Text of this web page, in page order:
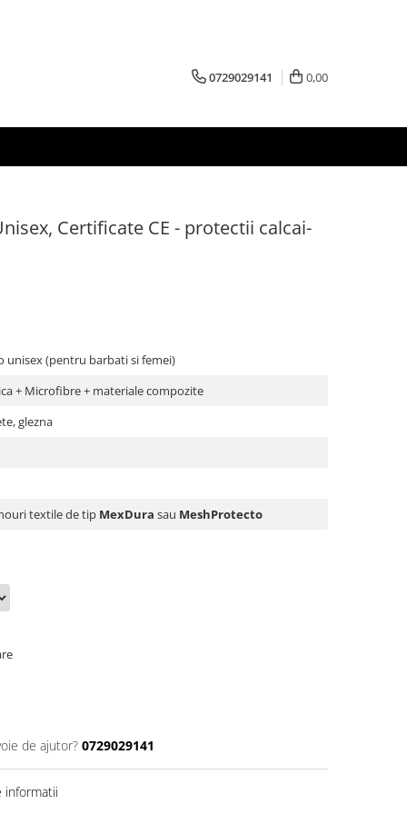
0729029141 0,00
Certificate CE - protectii calcai-
unisex (pentru barbati si femei)
+ Microfibre + materiale compozite
glezna
textile de tip MexDura sau MeshProtecto
de ajutor? 0729029141
informatii